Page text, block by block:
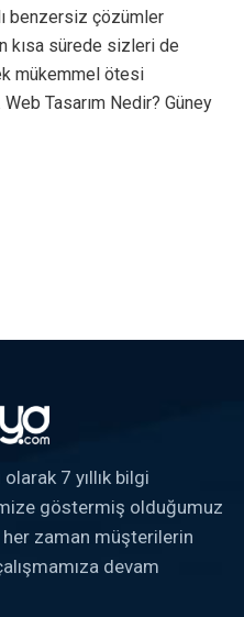
benzersiz çözümler
kısa sürede sizleri de
mükemmel ötesi
Tasarım Nedir? Güney
7 yıllık bilgi
göstermiş olduğumuz
zaman müşterilerin
devam